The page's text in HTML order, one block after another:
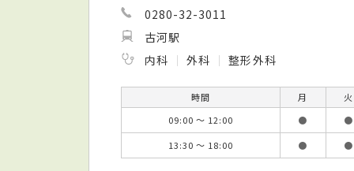
0280-32-3011
古河駅
内科
外科 整形外科
時間 月 火
09:00 ～ 12:00
● ●
13:30 ～ 18:00
● ●